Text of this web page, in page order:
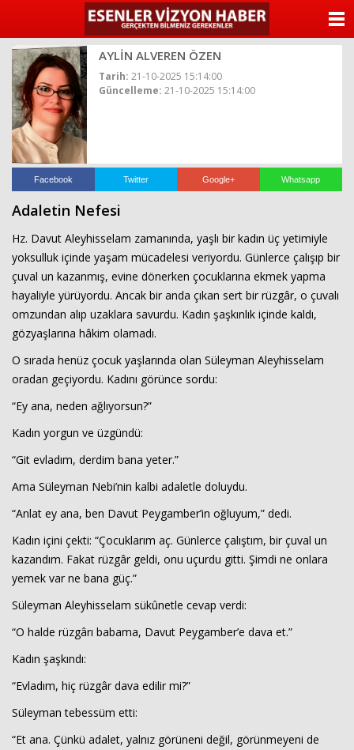
AYLİN ALVEREN ÖZEN
Tarih: 21-10-2025 15:14:00
Güncelleme: 21-10-2025 15:14:00
Facebook Twitter Google+ Whatsapp
Adaletin Nefesi
Hz. Davut Aleyhisselam zamanında, yaşlı bir kadın üç yetimiyle
yoksulluk içinde yaşam mücadelesi veriyordu. Günlerce çalışıp bir
çuval un kazanmış, evine dönerken çocuklarına ekmek yapma
hayaliyle yürüyordu. Ancak bir anda çıkan sert bir rüzgâr, o çuvalı
omzundan alıp uzaklara savurdu. Kadın şaşkınlık içinde kaldı,
gözyaşlarına hâkim olamadı.
O sırada henüz çocuk yaşlarında olan Süleyman Aleyhisselam
oradan geçiyordu. Kadını görünce sordu:
“Ey ana, neden ağlıyorsun?”
Kadın yorgun ve üzgündü:
“Git evladım, derdim bana yeter.”
Ama Süleyman Nebi’nin kalbi adaletle doluydu.
“Anlat ey ana, ben Davut Peygamber’in oğluyum,” dedi.
Kadın içini çekti: “Çocuklarım aç. Günlerce çalıştım, bir çuval un
kazandım. Fakat rüzgâr geldi, onu uçurdu gitti. Şimdi ne onlara
yemek var ne bana güç.”
Süleyman Aleyhisselam sükûnetle cevap verdi:
“O halde rüzgârı babama, Davut Peygamber’e dava et.”
Kadın şaşkındı:
“Evladım, hiç rüzgâr dava edilir mi?”
Süleyman tebessüm etti:
“Et ana. Çünkü adalet, yalnız görüneni değil, görünmeyeni de
ANASAYFA
YAZARLAR
İLETİŞİM